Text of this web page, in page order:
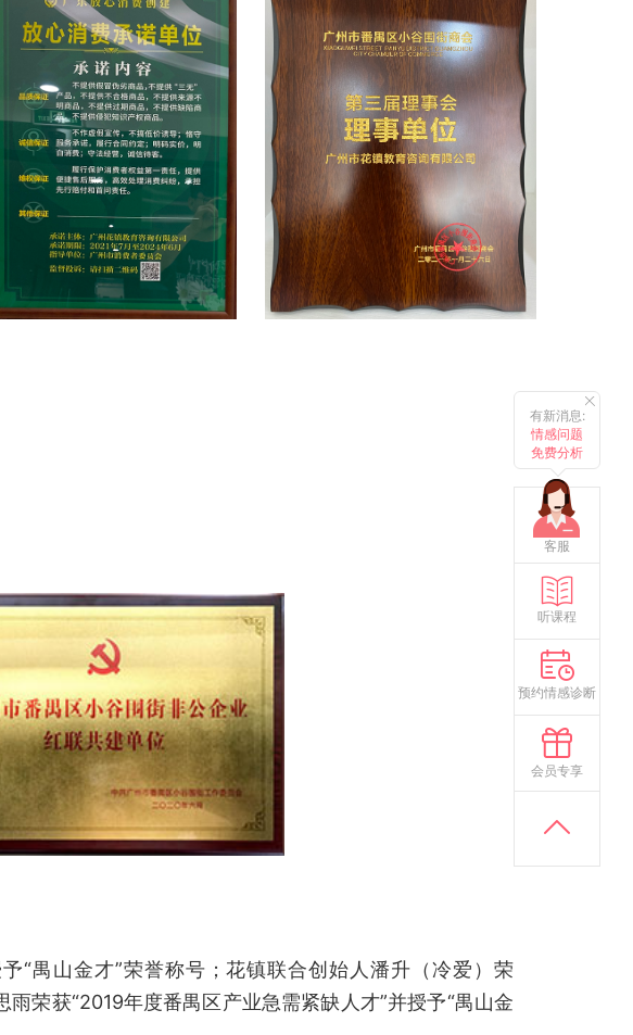
“禺山金才”荣誉称号；花镇联合创始人潘升（冷爱）荣
荣获“2019年度番禺区产业急需紧缺人才”并授予“禺山金
有新消息:
情感问题
免费分析
客服
听课程
预约情感诊断
会员专享